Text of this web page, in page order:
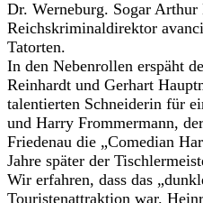
Dr. Werneburg. Sogar
Reichskriminaldirektor
Tatorten.
In den Nebenrollen erspäht
Reinhardt und Gerhart
talentierten Schneiderin für
und Harry Frommermann,
Friedenau die „Comedian
Jahre später der
Wir erfahren, dass das
Touristenattraktion war.